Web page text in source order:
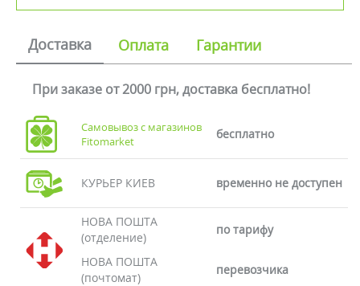
Доставка Оплата Гарантии
При заказе от 2000 грн, доставка бесплатно!
Самовывоз с магазинов
Fitomarket
бесплатно
КУРЬЕР КИЕВ временно не доступен
НОВА ПОШТА
(отделение)
по тарифу
НОВА ПОШТА
(почтомат)
перевозчика